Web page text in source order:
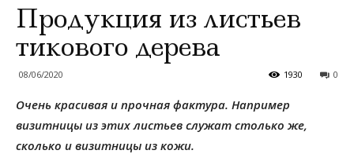
Продукция из листьев
тикового дерева
08/06/2020 0
1930
Очень красивая и прочная фактура. Например
визитницы из этих листьев служат столько же,
сколько и визитницы из кожи.